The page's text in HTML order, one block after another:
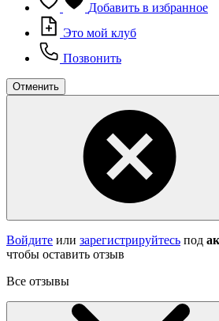
Добавить в избранное
Это мой клуб
Позвонить
Отменить
Войдите или зарегистрируйтесь под
чтобы оставить отзыв
Все отзывы